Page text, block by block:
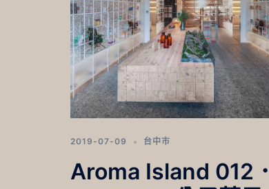
2019-07-09 台中市
Aroma Island 012．